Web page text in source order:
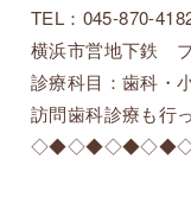
TEL：045-870-
横浜市営地下鉄
診療科目：歯科・
訪問歯科診療も行